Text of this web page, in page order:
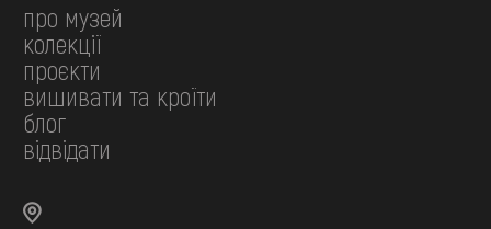
про музей
колекції
проєкти
вишивати та кроїти
блог
відвідати